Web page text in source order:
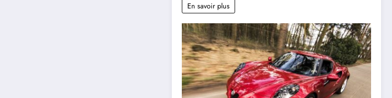
En savoir plus